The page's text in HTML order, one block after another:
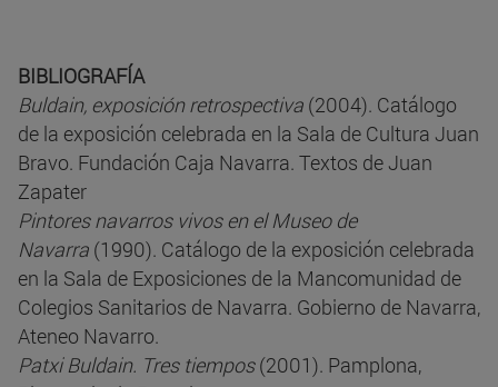
BIBLIOGRAFÍA
Buldain, exposición retrospectiva (2004). Catálogo
de la exposición celebrada en la Sala de Cultura Juan
Bravo. Fundación Caja Navarra. Textos de Juan
Zapater
Pintores navarros vivos en el Museo de
Navarra (1990). Catálogo de la exposición celebrada
en la Sala de Exposiciones de la Mancomunidad de
Colegios Sanitarios de Navarra. Gobierno de Navarra,
Ateneo Navarro.
Patxi Buldain. Tres tiempos(2001). Pamplona,